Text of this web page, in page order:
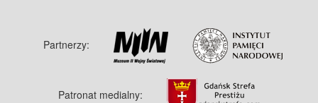
Partnerzy:
Patronat medialny: